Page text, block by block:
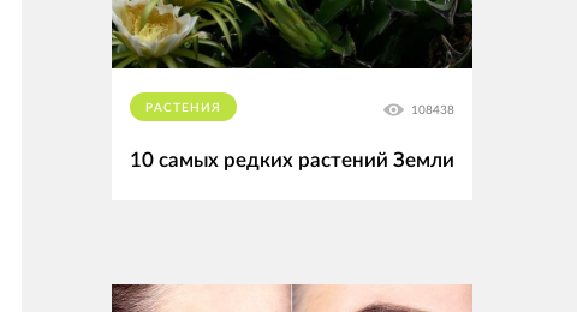
РАСТЕНИЯ 108438
10 самых редких растений Земли